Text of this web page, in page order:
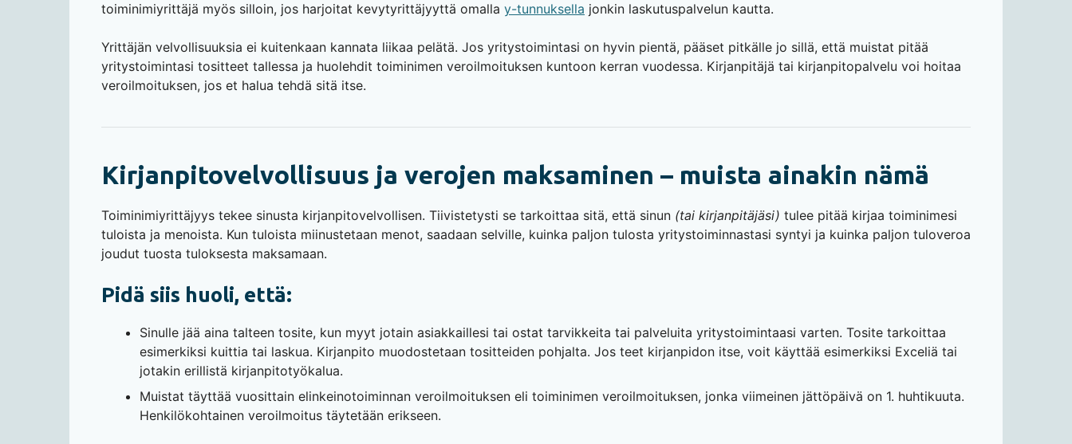
toiminimiyrittäjä myös silloin, jos harjoitat kevytyrittäjyyttä omalla y-tunnuksella jonkin laskutuspalvelun kautta.
Yrittäjän velvollisuuksia ei kuitenkaan kannata liikaa pelätä. Jos yritystoimintasi on hyvin pientä, pääset pitkälle jo sillä, että muistat pitää
yritystoimintasi tositteet tallessa ja huolehdit toiminimen veroilmoituksen kuntoon kerran vuodessa. Kirjanpitäjä tai kirjanpitopalvelu voi hoitaa
veroilmoituksen, jos et halua tehdä sitä itse.
Kirjanpitovelvollisuus ja verojen maksaminen – muista ainakin nämä
Toiminimiyrittäjyys tekee sinusta kirjanpitovelvollisen. Tiivistetysti se tarkoittaa sitä, että sinun (tai kirjanpitäjäsi) tulee pitää kirjaa toiminimesi
tuloista ja menoista. Kun tuloista miinustetaan menot, saadaan selville, kuinka paljon tulosta yritystoiminnastasi syntyi ja kuinka paljon tuloveroa
joudut tuosta tuloksesta maksamaan.
Pidä siis huoli, että:
Sinulle jää aina talteen tosite, kun myyt jotain asiakkaillesi tai ostat tarvikkeita tai palveluita yritystoimintaasi varten. Tosite tarkoittaa
esimerkiksi kuittia tai laskua. Kirjanpito muodostetaan tositteiden pohjalta. Jos teet kirjanpidon itse, voit käyttää esimerkiksi Exceliä tai
jotakin erillistä kirjanpitotyökalua.
Muistat täyttää vuosittain elinkeinotoiminnan veroilmoituksen eli toiminimen veroilmoituksen, jonka viimeinen jättöpäivä on 1. huhtikuuta.
Henkilökohtainen veroilmoitus täytetään erikseen.